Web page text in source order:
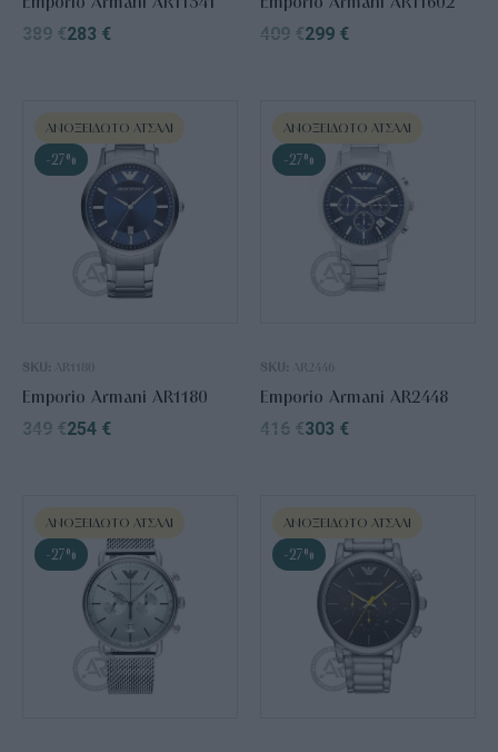
389 €283 € 409 €299 €
ΑΝΟΞΕΊΔΩΤΟ ΑΤΣΆΛΙ
-27%
SKU: AR1180
Emporio Armani AR1180
349 €254 €
ΑΝΟΞΕΊΔΩΤΟ ΑΤΣΆΛΙ
-27%
SKU: AR2446
Emporio Armani AR2448
416 €303 €
ΑΝΟΞΕΊΔΩΤΟ ΑΤΣΆΛΙ
-27%
ΑΝΟΞΕΊΔΩΤΟ ΑΤΣΆΛΙ
-27%